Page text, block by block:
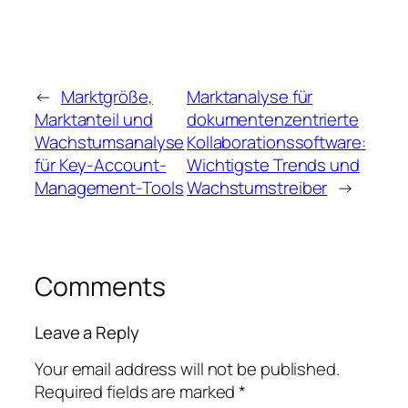
← Marktgröße,
Marktanteil und
Wachstumsanalyse
für Key-Account-
Management-Tools
Marktanalyse für
dokumentenzentrierte
Kollaborationssoftware:
Wichtigste Trends und
Wachstumstreiber →
Comments
Leave a Reply
Your email address will not be published.
Required fields are marked*